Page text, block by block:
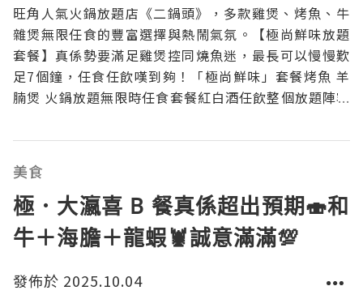
旺角人氣火鍋放題店《二鍋頭》，多款雞煲、烤魚、牛
雜煲無限任食的豐富選擇與熱鬧氣氛。【極尚鮮味放題
套餐】真係勢要滿足雞煲控同燒魚迷，最長可以慢慢歎
足7個鐘，任食任飲嘆到夠！「極尚鮮味」套餐烤魚 羊
腩煲 火鍋放題無限時任食套餐紅白酒任飲整個放題陣容
煲、豬手煲通通入列，仲可以自由打邊爐，食材同湯底
選擇超靚。旺角店更限定免費升級龍躉生蠔魚湯鴛鴦
鍋，湯底鮮味爆棚
美食
極．大瀛喜 B 餐真係超出預期🍣和
牛＋海膽＋龍蝦🦞誠意滿滿💯
發佈於 2025.10.04